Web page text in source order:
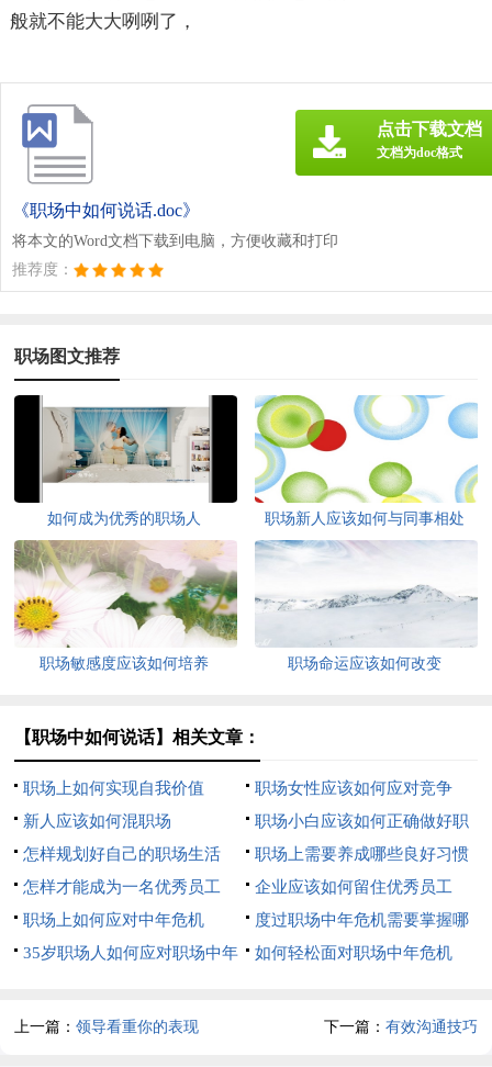
般就不能大大咧咧了，
《职场中如何说话.doc》
将本文的Word文档下载到电脑，方便收藏和打印
推荐度：
点击下载文档
文档为doc格式
职场图文推荐
如何成为优秀的职场人 职场新人应该如何与同事相处
职场敏感度应该如何培养 职场命运应该如何改变
【职场中如何说话】相关文章：
职场上如何实现自我价值
职场女性应该如何应对竞争
新人应该如何混职场
职场小白应该如何正确做好职
场规划
怎样规划好自己的职场生活
职场上需要养成哪些良好习惯
怎样才能成为一名优秀员工
企业应该如何留住优秀员工
职场上如何应对中年危机
度过职场中年危机需要掌握哪
3个技能
35岁职场人如何应对职场中年
如何轻松面对职场中年危机
上一篇：领导看重你的表现 下一篇： 有效沟通技巧